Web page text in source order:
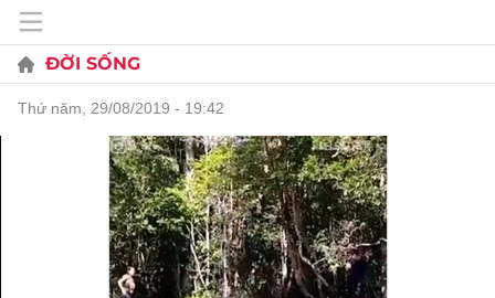
ĐỜI SỐNG
thứ năm, 29/08/2019 - 19:42